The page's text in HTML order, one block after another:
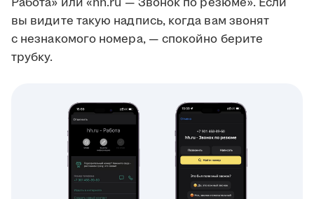
вы видите такую надпись, когда вам звонят
с незнакомого номера, — спокойно берите
трубку.